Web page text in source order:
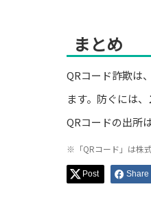
まとめ
QRコード詐欺は
ます。防ぐには、
QRコードの出所
※「QRコード」は株
Post Share